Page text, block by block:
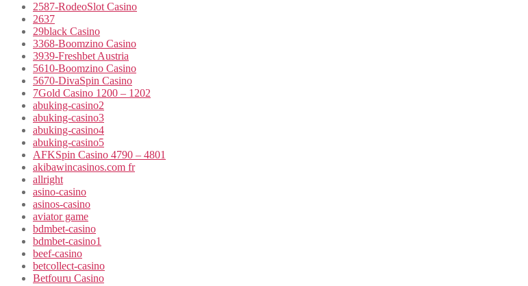
2587-RodeoSlot Casino
2637
29black Casino
3368-Boomzino Casino
3939-Freshbet Austria
5610-Boomzino Casino
5670-DivaSpin Casino
7Gold Casino 1200 – 1202
abuking-casino2
abuking-casino3
abuking-casino4
abuking-casino5
AFKSpin Casino 4790 – 4801
akibawincasinos.com fr
allright
asino-casino
asinos-casino
aviator game
bdmbet-casino
bdmbet-casino1
beef-casino
betcollect-casino
Betfouru Casino